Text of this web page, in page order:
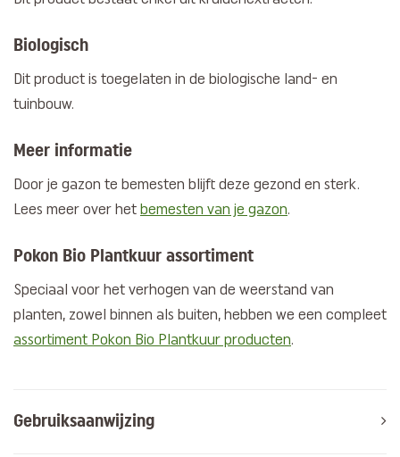
Biologisch
Dit product is toegelaten in de biologische land- en
tuinbouw.
Meer informatie
Door je gazon te bemesten blijft deze gezond en sterk.
Lees meer over het bemesten van je gazon.
Pokon Bio Plantkuur assortiment
Speciaal voor het verhogen van de weerstand van
planten, zowel binnen als buiten, hebben we een compleet
assortiment Pokon Bio Plantkuur producten.
Gebruiksaanwijzing